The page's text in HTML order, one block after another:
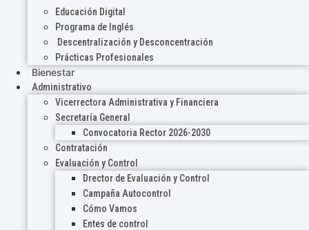
Educación Digital
Programa de Inglés
Descentralización y Desconcentración
Prácticas Profesionales
Bienestar
Administrativo
Vicerrectora Administrativa y Financiera
Secretaría General
Convocatoria Rector 2026-2030
Contratación
Evaluación y Control
Drector de Evaluación y Control
Campaña Autocontrol
Cómo Vamos
Entes de control